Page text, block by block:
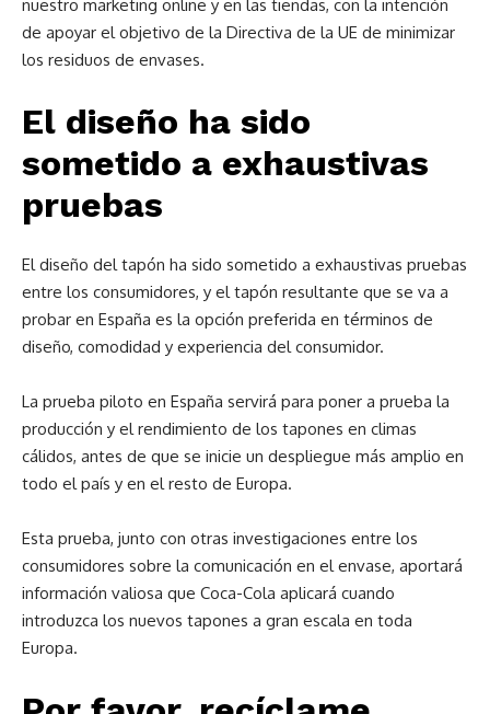
nuestro marketing online y en las tiendas, con la intención
de apoyar el objetivo de la Directiva de la UE de minimizar
los residuos de envases.
El diseño ha sido
sometido a exhaustivas
pruebas
El diseño del tapón ha sido sometido a exhaustivas pruebas
entre los consumidores, y el tapón resultante que se va a
probar en España es la opción preferida en términos de
diseño, comodidad y experiencia del consumidor.
La prueba piloto en España servirá para poner a prueba la
producción y el rendimiento de los tapones en climas
cálidos, antes de que se inicie un despliegue más amplio en
todo el país y en el resto de Europa.
Esta prueba, junto con otras investigaciones entre los
consumidores sobre la comunicación en el envase, aportará
información valiosa que Coca-Cola aplicará cuando
introduzca los nuevos tapones a gran escala en toda
Europa.